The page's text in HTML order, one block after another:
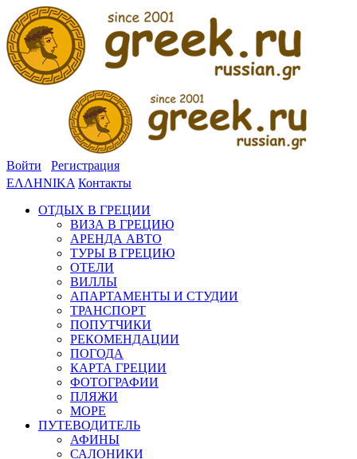
Войти
Регистрация
ΕΛΛΗΝΙΚΑ Контакты
ОТДЫХ В ГРЕЦИИ
ВИЗА В ГРЕЦИЮ
АРЕНДА АВТО
ТУРЫ В ГРЕЦИЮ
ОТЕЛИ
ВИЛЛЫ
АПАРТАМЕНТЫ И СТУДИИ
ТРАНСПОРТ
ПОПУТЧИКИ
РЕКОМЕНДАЦИИ
ПОГОДА
КАРТА ГРЕЦИИ
ФОТОГРАФИИ
ПЛЯЖИ
МОРЕ
ПУТЕВОДИТЕЛЬ
АФИНЫ
САЛОНИКИ